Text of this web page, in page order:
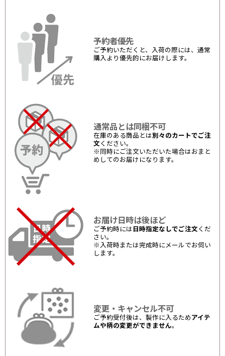
予約者優先
ご予約いただくと、入荷の際には、通常
購入より優先的にお届けします。
通常品とは同梱不可
在庫のある商品とは別々のカートでご注
文 ください。
※同時にご注文いただいた場合はおまと
めしてのお届けになります。
お届け日時は後ほど
ご予約時には 日時指定なしでご注文 くだ
さい。
※入荷時または完成時にメールでお伺い
します。
変更・キャンセル不可
ご予約受付後は、製作に入るため アイテ
ムや柄の変更ができません。